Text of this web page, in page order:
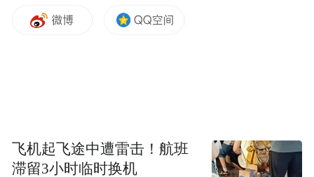
飞机起飞途中遭雷击！航班
滞留3小时临时换机